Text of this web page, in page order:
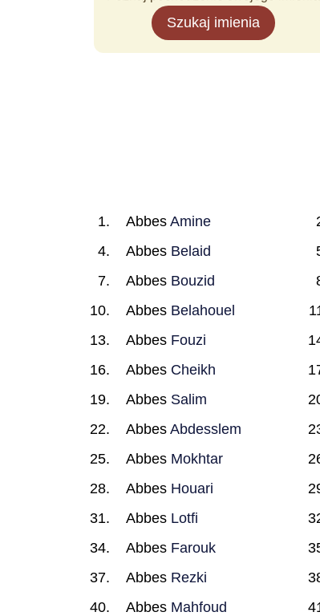
Szukaj imienia
Abbes Amine
Abbes Belaid
Abbes Bouzid
Abbes Belahouel
Abbes Fouzi
Abbes Cheikh
Abbes Salim
Abbes Abdesslem
Abbes Mokhtar
Abbes Houari
Abbes Lotfi
Abbes Farouk
Abbes Rezki
Abbes Mahfoud